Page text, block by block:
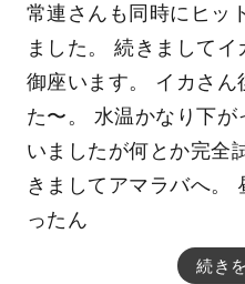
常連さんも同時にヒッ
ました。 続きまして
御座います。 イカさん
た〜。 水温かなり下
いましたが何とか完全
きましてアマラバへ。
ったん
続き